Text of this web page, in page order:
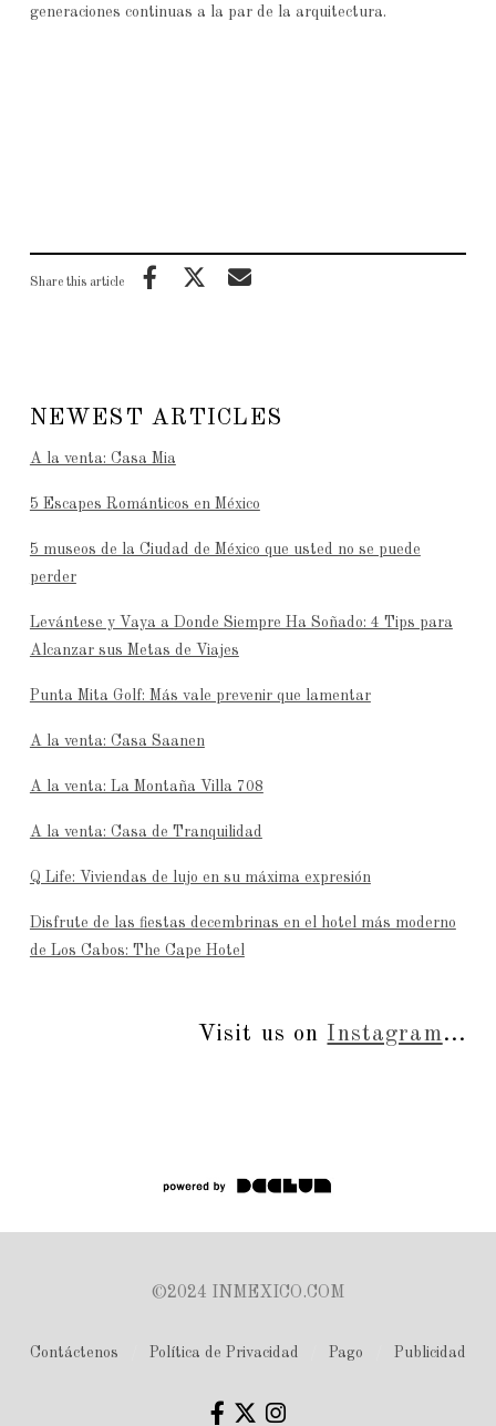
generaciones continuas a la par de la arquitectura.
Share this article
NEWEST ARTICLES
A la venta: Casa Mia
5 Escapes Románticos en México
5 museos de la Ciudad de México que usted no se puede
perder
Levántese y Vaya a Donde Siempre Ha Soñado: 4 Tips para
Alcanzar sus Metas de Viajes
Punta Mita Golf: Más vale prevenir que lamentar
A la venta: Casa Saanen
A la venta: La Montaña Villa 708
A la venta: Casa de Tranquilidad
Q Life: Viviendas de lujo en su máxima expresión
Disfrute de las fiestas decembrinas en el hotel más moderno
de Los Cabos: The Cape Hotel
Visit us on Instagram...
©2024 INMEXICO.COM
Contáctenos Política de Privacidad Pago Publicidad